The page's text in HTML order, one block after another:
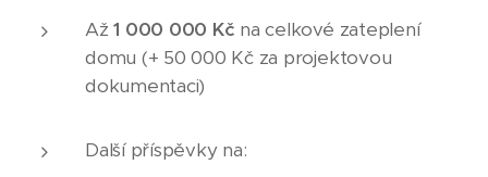
Až1 000 000 Kč na celkové zateplení
domu (+ 50 000 Kč za projektovou
dokumentaci)
Další příspěvky na: